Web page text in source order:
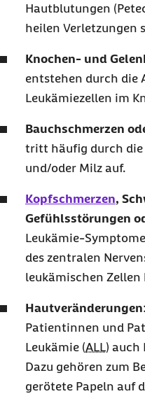
Hautblutungen
heilen Verletzungen
Knochen- und
entstehen durch die
Leukämiezellen im
Bauchschmerzen
tritt häufig durch die
und/oder Milz auf.
Kopfschmerzen,
Gefühlsstörungen
Leukämie-
des zentralen
leukämischen
Hautveränderungen
Patientinnen und
Leukämie (ALL) auch
Dazu gehören zum
gerötete Papeln auf